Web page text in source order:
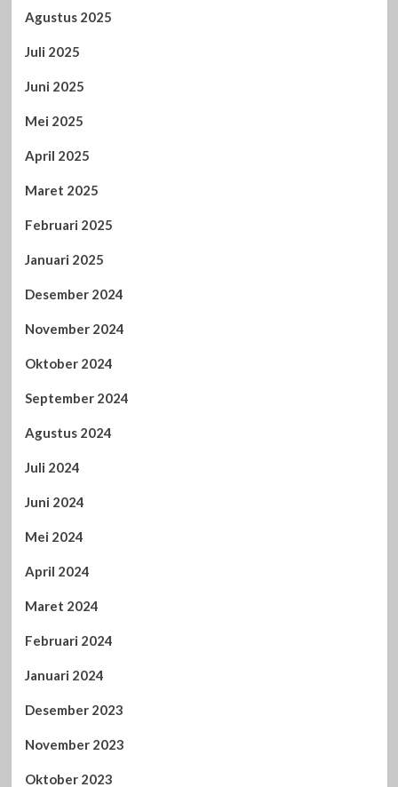
Agustus 2025
Juli 2025
Juni 2025
Mei 2025
April 2025
Maret 2025
Februari 2025
Januari 2025
Desember 2024
November 2024
Oktober 2024
September 2024
Agustus 2024
Juli 2024
Juni 2024
Mei 2024
April 2024
Maret 2024
Februari 2024
Januari 2024
Desember 2023
November 2023
Oktober 2023